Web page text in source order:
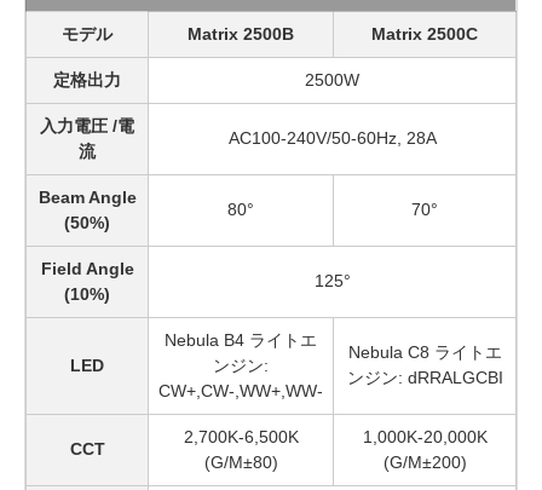
モデル Matrix 2500B Matrix 2500C
定格出力 2500W
入力電圧 /電
流
AC100-240V/50-60Hz, 28A
Beam Angle
(50%)
80° 70°
Field Angle
(10%)
125°
LED
Nebula B4 ライトエ
ンジン:
CW+,CW-,WW+,WW-
Nebula C8 ライトエ
ンジン: dRRALGCBI
CCT
2,700K-6,500K
(G/M±80)
1,000K-20,000K
(G/M±200)